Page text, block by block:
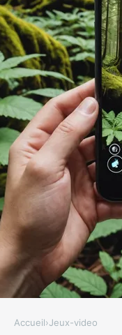
Accueil›Jeux-video